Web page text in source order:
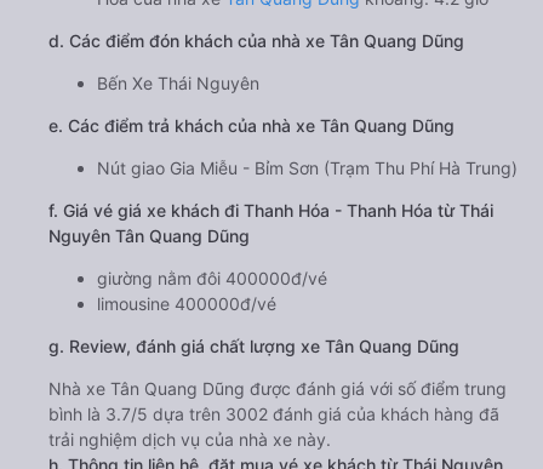
d. Các điểm đón khách của nhà xe Tân Quang Dũng
Bến Xe Thái Nguyên
e. Các điểm trả khách của nhà xe Tân Quang Dũng
Nút giao Gia Miễu - Bỉm Sơn (Trạm Thu Phí Hà Trung)
f. Giá vé giá xe khách đi Thanh Hóa - Thanh Hóa từ Thái
Nguyên Tân Quang Dũng
giường nằm đôi 400000đ/vé
limousine 400000đ/vé
g. Review, đánh giá chất lượng xe Tân Quang Dũng
Nhà xe Tân Quang Dũng được đánh giá với số điểm trung
bình là 3.7/5 dựa trên 3002 đánh giá của khách hàng đã
trải nghiệm dịch vụ của nhà xe này.
h. Thông tin liên hệ, đặt mua vé xe khách từ Thái Nguyên